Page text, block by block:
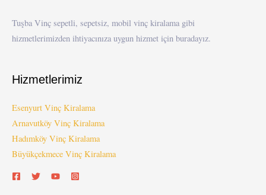
Tuşba Vinç sepetli, sepetsiz, mobil vinç kiralama gibi
hizmetlerimizden ihtiyacınıza uygun hizmet için buradayız.
Hizmetlerimiz
Esenyurt Vinç Kiralama
Arnavutköy Vinç Kiralama
Hadımköy Vinç Kiralama
Büyükçekmece Vinç Kiralama